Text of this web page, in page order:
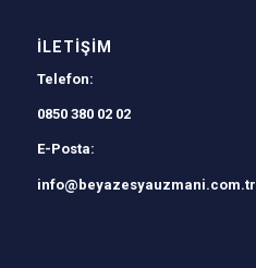
İLETIŞIM
Telefon:
0850 380 02 02
E-Posta:
info@beyazesyauzmani.com.tr